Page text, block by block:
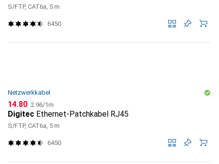
S/FTP, CAT6a, 5 m
6450
Netzwerkkabel
CHF
14.80 CHF
2.96/1m
Digitec Ethernet-Patchkabel RJ45
S/FTP, CAT6a, 5 m
6450